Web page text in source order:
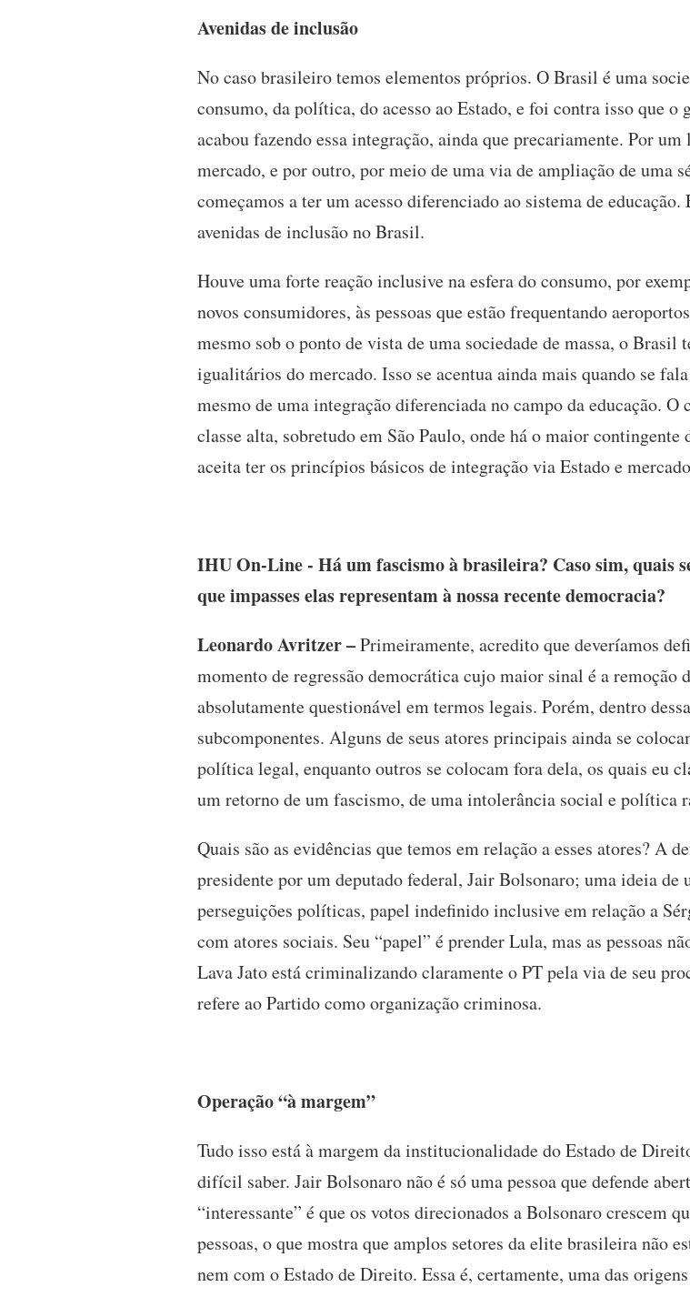
Avenidas de inclusão
No caso brasileiro temos elementos próprios. O Brasil é uma
consumo, da política, do acesso ao Estado, e foi contra isso que o
acabou fazendo essa integração, ainda que precariamente. Por
mercado, e por outro, por meio de uma via de ampliação de uma
começamos a ter um acesso diferenciado ao sistema de
avenidas de inclusão no Brasil.
Houve uma forte reação inclusive na esfera do consumo, por
novos consumidores, às pessoas que estão frequentando
mesmo sob o ponto de vista de uma sociedade de massa, o
igualitários do mercado. Isso se acentua ainda mais quando se
mesmo de uma integração diferenciada no campo da educação. O
classe alta, sobretudo em São Paulo, onde há o maior contingente
aceita ter os princípios básicos de integração via Estado e
IHU On-Line - Há um fascismo à brasileira? Caso sim, quais
que impasses elas representam à nossa recente democracia?
Leonardo Avritzer –Primeiramente, acredito que deveríamos
momento de regressão democrática cujo maior sinal é a
absolutamente questionável em termos legais. Porém, dentro
subcomponentes. Alguns de seus atores principais ainda se
política legal, enquanto outros se colocam fora dela, os quais eu
um retorno de um fascismo, de uma intolerância social e política
Quais são as evidências que temos em relação a esses atores? A
presidente por um deputado federal, Jair Bolsonaro; uma ideia
perseguições políticas, papel indefinido inclusive em relação a
com atores sociais. Seu “papel” é prender Lula, mas as pessoas
Lava Jato está criminalizando claramente o PT pela via de seu
refere ao Partido como organização criminosa.
Operação “à margem”
Tudo isso está à margem da institucionalidade do Estado de
difícil saber. Jair Bolsonaro não é só uma pessoa que defende
“interessante” é que os votos direcionados a Bolsonaro crescem
pessoas, o que mostra que amplos setores da elite brasileira não
nem com o Estado de Direito. Essa é, certamente, uma das